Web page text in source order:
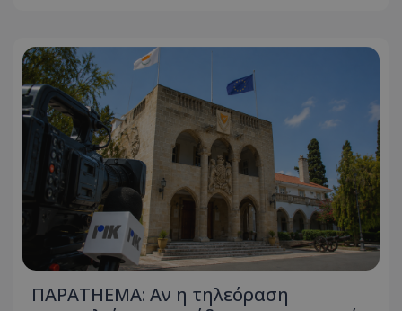
ΠΑΡΑTHEMA: Αν η τηλεόραση